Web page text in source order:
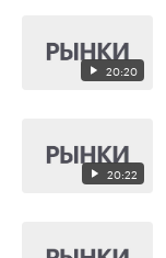
20:20
20:22